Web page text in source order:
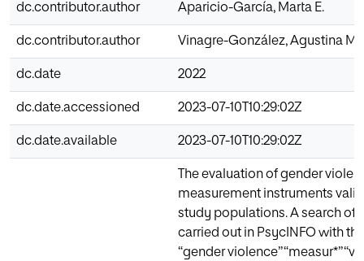
dc.contributor.author Aparicio-García, Marta E.
dc.contributor.author Vinagre-González, Agustina M.
dc.date 2022
dc.date.accessioned 2023-07-10T10:29:02Z
dc.date.available 2023-07-10T10:29:02Z
The evaluation of gender
measurement instruments
study populations. A search of
carried out in PsycINFO with
“gender violence” “measur*”